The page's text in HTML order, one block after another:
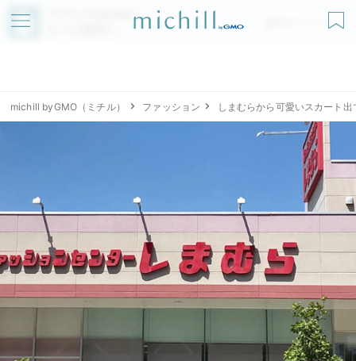
アプリでmichillが
無料ダウンロード
michill byGMO（ミチル） ファッション しまむらから可愛いスカート